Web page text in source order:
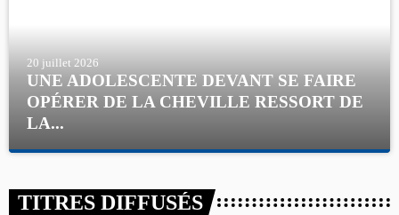
20 juillet 2026
UNE ADOLESCENTE DEVANT SE FAIRE
OPÉRER DE LA CHEVILLE RESSORT DE
LA...
TITRES DIFFUSÉS